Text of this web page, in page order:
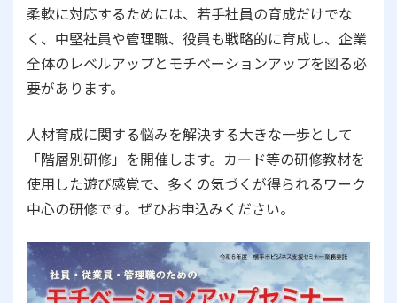
柔軟に対応するためには、若手社員の育成だけでな
く、中堅社員や管理職、役員も戦略的に育成し、企業
全体のレベルアップとモチベーションアップを図る必
要があります。
人材育成に関する悩みを解決する大きな一歩として
「階層別研修」を開催します。カード等の研修教材を
使用した遊び感覚で、多くの気づくが得られるワーク
中心の研修です。ぜひお申込みください。